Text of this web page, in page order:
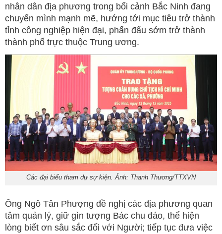
nhân dân địa phương trong bối cảnh Bắc Ninh đang
chuyển mình mạnh mẽ, hướng tới mục tiêu trở thành
tỉnh công nghiệp hiện đại, phấn đấu sớm trở thành
thành phố trực thuộc Trung ương.
Các đại biểu tham dự sự kiện. Ảnh: Thanh Thương/TTXVN
Ông Ngô Tân Phượng đề nghị các địa phương quan
tâm quản lý, giữ gìn tượng Bác chu đáo, thể hiện
lòng biết ơn sâu sắc đối với Người; tiếp tục đưa việc